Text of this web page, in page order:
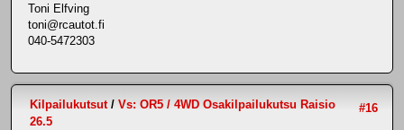
Toni Elfving
toni@rcautot.fi
040-5472303
#16
Kilpailukutsut/ Vs: OR5 / 4WD Osakilpailukutsu Raisio
26.5